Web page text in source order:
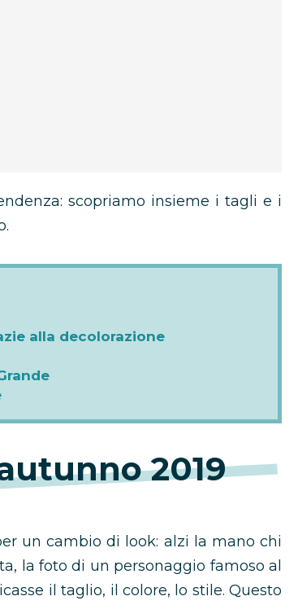
scopriamo insieme i tagli e i
alla decolorazione
2019
un cambio di look: alzi la mano chi
la foto di un personaggio famoso al
il taglio, il colore, lo stile. Questo